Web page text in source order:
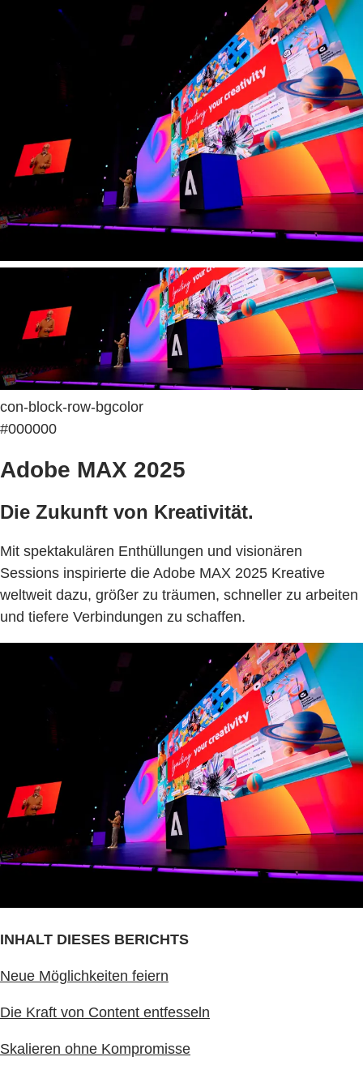
con-block-row-bgcolor
#000000
Adobe MAX 2025
Die Zukunft von Kreativität.
Mit spektakulären Enthüllungen und visionären
Sessions inspirierte die Adobe MAX 2025 Kreative
weltweit dazu, größer zu träumen, schneller zu arbeiten
und tiefere Verbindungen zu schaffen.
INHALT DIESES BERICHTS
Neue Möglichkeiten feiern
Die Kraft von Content entfesseln
Skalieren ohne Kompromisse